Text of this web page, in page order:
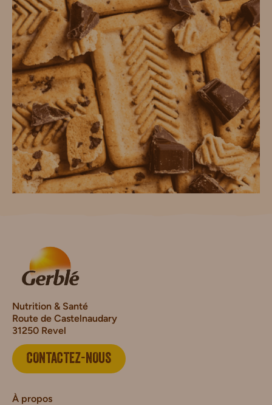
Nutrition & Santé
Route de Castelnaudary
31250 Revel
CONTACTEZ-NOUS
À propos